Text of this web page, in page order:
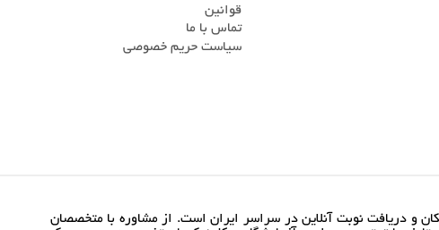
قوانین
تماس ‌با ما
سیاست حریم خصوصی
و دریافت نوبت آنلاین در سراسر ایران است. از مشاوره با متخصصان